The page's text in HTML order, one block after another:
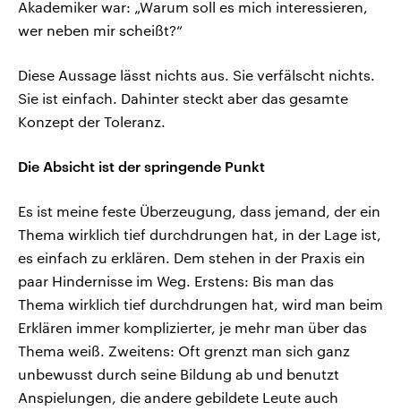
Akademiker war: „Warum soll es mich interessieren,
wer neben mir scheißt?“
Diese Aussage lässt nichts aus. Sie verfälscht nichts.
Sie ist einfach. Dahinter steckt aber das gesamte
Konzept der Toleranz.
Die Absicht ist der springende Punkt
Es ist meine feste Überzeugung, dass jemand, der ein
Thema wirklich tief durchdrungen hat, in der Lage ist,
es einfach zu erklären. Dem stehen in der Praxis ein
paar Hindernisse im Weg. Erstens: Bis man das
Thema wirklich tief durchdrungen hat, wird man beim
Erklären immer komplizierter, je mehr man über das
Thema weiß. Zweitens: Oft grenzt man sich ganz
unbewusst durch seine Bildung ab und benutzt
Anspielungen, die andere gebildete Leute auch